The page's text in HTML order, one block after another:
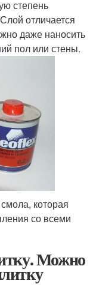
степень
отличается
даже наносить
пол или стены.
которая
со всеми
Можно